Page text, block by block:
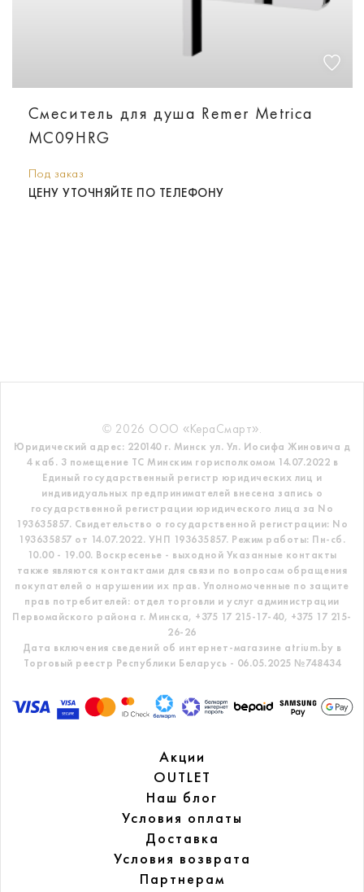
Смеситель для душа Remer Metrica
MC09HRG
Под заказ
ЦЕНУ УТОЧНЯЙТЕ ПО ТЕЛЕФОНУ
© 2026 ООО «КераСмарт».
Юридический адрес: 220140 г. Минск ул. Ул. Иосифа Жиновича д
4 каб. 3 помещение ТС Минским горисполкомом 14.07.2022 в
Единый государственный регистр юридических лиц и
индивидуальных предпринимателей внесена запись о
государственной регистрации юридического лица за No
193635857. Свидетельство о государственной регистрации: No
193635857 от 14.07.2022. УНП 193635857. Режим работы: Пн-сб.
10.00 - 19.00. Воскресенье - выходной Указанные контакты
также являются контактами для связи по вопросам обращения
покупателей о нарушении их прав. Уполномоченные по защите
прав потребителей: отдел торговли и услуг администрации
Первомайского района г. Минска, +375 17 215-17-40, +375 17 215-
26-26
Дата включения сведений об интернет-магазине atrium.by в
Торговый реестр Республики Беларусь - 06.05.2025 №748434
Акции
OUTLET
Наш блог
Условия оплаты
Доставка
Условия возврата
Партнерам